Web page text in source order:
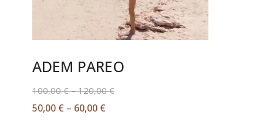
ADEM PAREO
100,00€ – 120,00€
50,00 € – 60,00 €